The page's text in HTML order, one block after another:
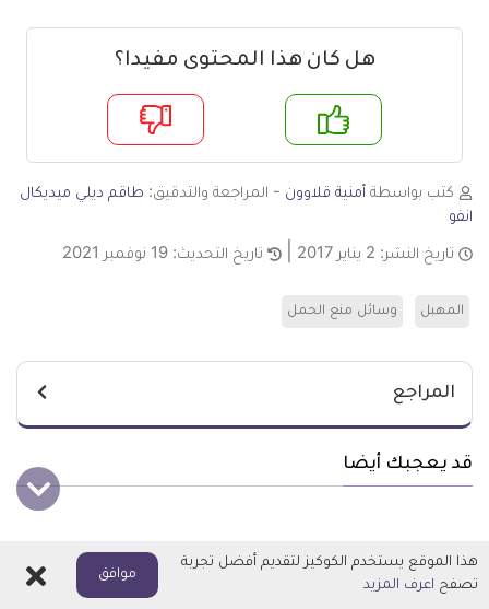
هل كان هذا المحتوى مفيدا؟
لا
كتب بواسطة أمنية قلاوون - المراجعة والتدقيق: طاقم ديلي ميديكال
انفو
تاريخ النشر: 2 يناير 2017 تاريخ التحديث: 19 نوفمبر 2021
المهبل وسائل منع الحمل
المراجع
قد يعجبك أيضا
هذا الموقع يستخدم الكوكيز لتقديم أفضل تجربة
تصفح اعرف المزيد
موافق اغلاق